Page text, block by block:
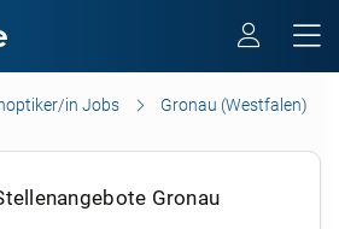
in Jobs Gronau (Westfalen)
Gronau